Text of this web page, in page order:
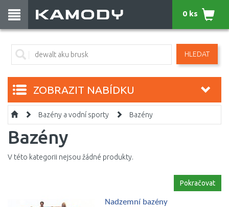
HLEDAT
0 ks
ZOBRAZIT NABÍDKU
Bazény a vodní sporty Bazény
Bazény
V této kategorii nejsou žádné produkty.
Pokračovat
Nadzemní bazény